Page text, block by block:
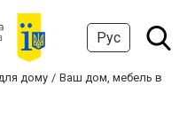
Рус
дому
Ваш дом, мебель в